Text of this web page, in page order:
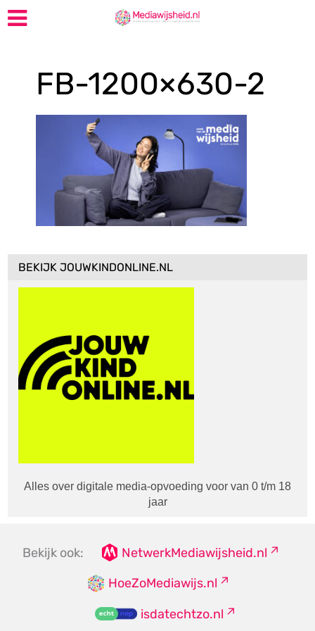
FB-1200×630-2
BEKIJK JOUWKINDONLINE.NL
Alles over digitale media-opvoeding voor van 0 t/m 18
jaar
Bekijk ook:
NetwerkMediawijsheid.nl
HoeZoMediawijs.nl
isdatechtzo.nl